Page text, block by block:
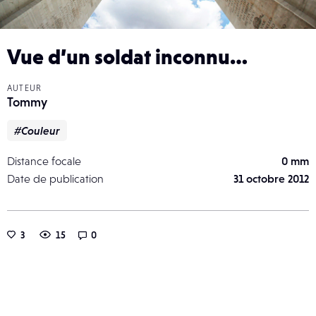
Vue d’un soldat inconnu…
AUTEUR
Tommy
#Couleur
Distance focale
0 mm
Date de publication
31 octobre 2012
3 15 0